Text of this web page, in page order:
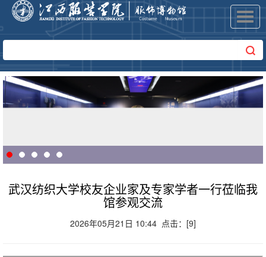
武汉纺织大学校友企业家及专家学者一行莅临我
馆参观交流
2026年05月21日 10:44 点击：[9]